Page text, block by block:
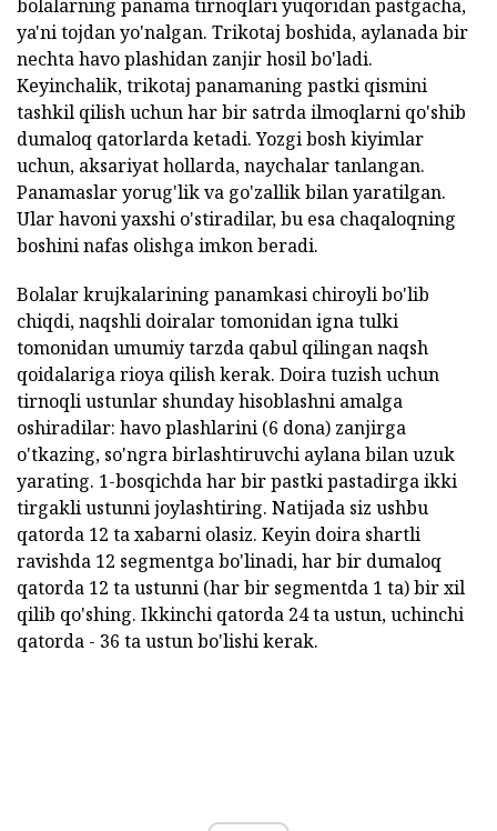
bolalarning panama tirnoqlari yuqoridan pastgacha,
ya'ni tojdan yo'nalgan. Trikotaj boshida, aylanada bir
nechta havo plashidan zanjir hosil bo'ladi.
Keyinchalik, trikotaj panamaning pastki qismini
tashkil qilish uchun har bir satrda ilmoqlarni qo'shib
dumaloq qatorlarda ketadi. Yozgi bosh kiyimlar
uchun, aksariyat hollarda, naychalar tanlangan.
Panamaslar yorug'lik va go'zallik bilan yaratilgan.
Ular havoni yaxshi o'stiradilar, bu esa chaqaloqning
boshini nafas olishga imkon beradi.
Bolalar krujkalarining panamkasi chiroyli bo'lib
chiqdi, naqshli doiralar tomonidan igna tulki
tomonidan umumiy tarzda qabul qilingan naqsh
qoidalariga rioya qilish kerak. Doira tuzish uchun
tirnoqli ustunlar shunday hisoblashni amalga
oshiradilar: havo plashlarini (6 dona) zanjirga
o'tkazing, so'ngra birlashtiruvchi aylana bilan uzuk
yarating. 1-bosqichda har bir pastki pastadirga ikki
tirgakli ustunni joylashtiring. Natijada siz ushbu
qatorda 12 ta xabarni olasiz. Keyin doira shartli
ravishda 12 segmentga bo'linadi, har bir dumaloq
qatorda 12 ta ustunni (har bir segmentda 1 ta) bir xil
qilib qo'shing. Ikkinchi qatorda 24 ta ustun, uchinchi
qatorda - 36 ta ustun bo'lishi kerak.